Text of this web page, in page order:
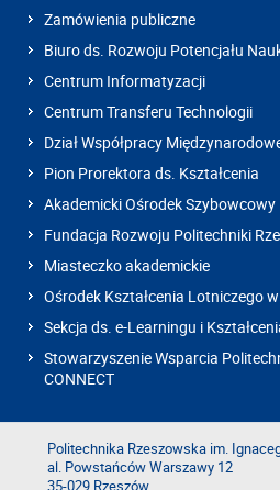
Zamówienia publiczne
Biuro ds. Rozwoju Potencjału
Centrum Informatyzacji
Centrum Transferu Technologii
Dział Współpracy
Pion Prorektora ds. Kształcenia
Akademicki Ośrodek
Fundacja Rozwoju Politechniki
Miasteczko akademickie
Ośrodek Kształcenia Lotniczego
Sekcja ds. e-Learningu i
Stowarzyszenie Wsparcia
CONNECT
Politechnika Rzeszowska im.
al. Powstańców Warszawy 12
35-029 Rzeszów